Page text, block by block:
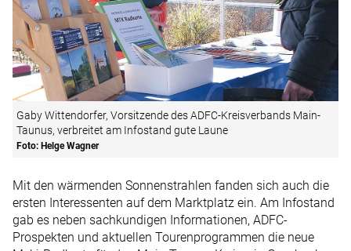
Gaby Wittendorfer, Vorsitzende des ADFC-Kreisverbands Main-
Taunus, verbreitet am Infostand gute Laune
Foto: Helge Wagner
Mit den wärmenden Sonnenstrahlen fanden sich auch die
ersten Interessenten auf dem Marktplatz ein. Am Infostand
gab es neben sachkundigen Informationen, ADFC-
Prospekten und aktuellen Tourenprogrammen die neue